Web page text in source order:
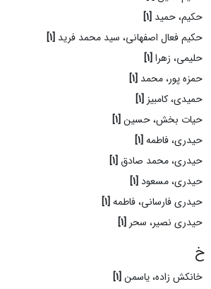
حکیم، حمید [1]
حکیم فعال اصفهانی، سید محمد فرید [1]
حلیمی، زهرا [1]
حمزه پور، محمد [1]
حمیدی، کامبیز [1]
حیات بخش، حسین [1]
حیدری، فاطمه [1]
حیدری، محمد صادق [1]
حیدری، مسعود [1]
حیدری فارسانی، فاطمه [1]
حیدری نصیر، سحر [1]
خ
خانکش زاده، یاسمن [1]